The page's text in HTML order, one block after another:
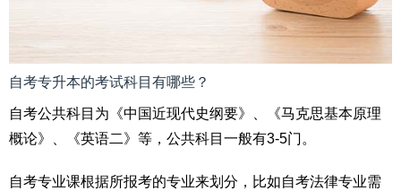
自考专升本的考试科目有哪些？
自考公共科目为《中国近现代史纲要》、《马克思基本原理
概论》、《英语二》等，公共科目一般有3-5门。
自考专业课根据所报考的专业来划分，比如自考法律专业需